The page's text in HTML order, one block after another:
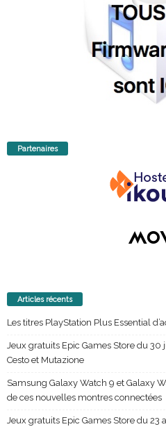
Partenaires
Articles récents
Les titres PlayStation Plus Essential
Jeux gratuits Epic Games Store du 30
Cesto et Mutazione
Samsung Galaxy Watch 9 et Galaxy
de ces nouvelles montres connectées
Jeux gratuits Epic Games Store du 23